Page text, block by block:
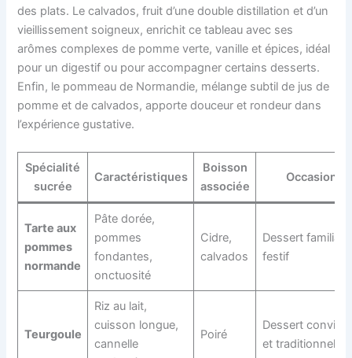
des plats. Le calvados, fruit d’une double distillation et d’un
vieillissement soigneux, enrichit ce tableau avec ses
arômes complexes de pomme verte, vanille et épices, idéal
pour un digestif ou pour accompagner certains desserts.
Enfin, le pommeau de Normandie, mélange subtil de jus de
pomme et de calvados, apporte douceur et rondeur dans
l’expérience gustative.
Spécialité
sucrée
Caractéristiques
Boisson
associée
Occasion
Tarte aux
pommes
normande
Pâte dorée,
pommes
fondantes,
onctuosité
Cidre,
calvados
Dessert familial
festif
Teurgoule
Riz au lait,
cuisson longue,
cannelle
Poiré
Dessert convivial
et traditionnel